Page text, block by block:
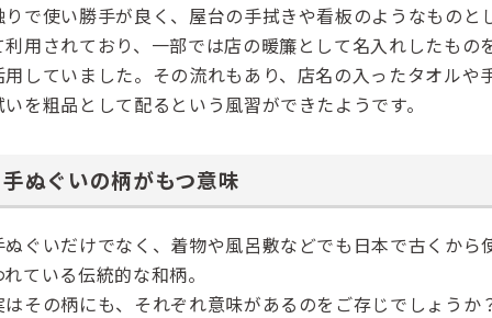
りで使い勝手が良く、屋台の手拭きや看板のようなものと
利用されており、一部では店の暖簾として名入れしたもの
用していました。その流れもあり、店名の入ったタオルや
いを粗品として配るという風習ができたようです。
手ぬぐいの柄がもつ意味
ぬぐいだけでなく、着物や風呂敷などでも日本で古くから
れている伝統的な和柄。
はその柄にも、それぞれ意味があるのをご存じでしょうか